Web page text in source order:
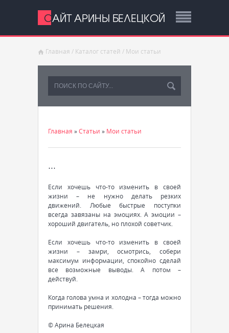
САЙТ АРИНЫ БЕЛЕЦКОЙ
Главная / Каталог статей / Мои статьи
Главная »Статьи » Мои статьи
...
Если хочешь что-то изменить в своей
жизни – не нужно делать резких
движений. Любые быстрые поступки
всегда завязаны на эмоциях. А эмоции –
хороший двигатель, но плохой советчик.
Если хочешь что-то изменить в своей
жизни – замри, осмотрись, собери
максимум информации, спокойно сделай
все возможные выводы. А потом –
действуй.
Когда голова умна и холодна – тогда можно
принимать решения.
© Арина Белецкая